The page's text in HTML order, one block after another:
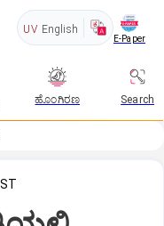
UV English
E-Paper
ಹೊಂಗಿರಣ Search